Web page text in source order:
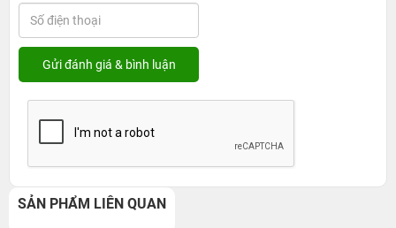
SẢN PHẨM LIÊN QUAN